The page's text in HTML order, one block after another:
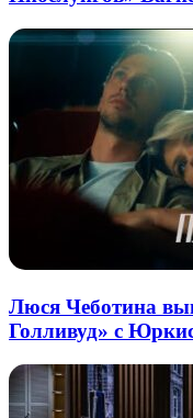
Люся Чеботина
Голливуд» с